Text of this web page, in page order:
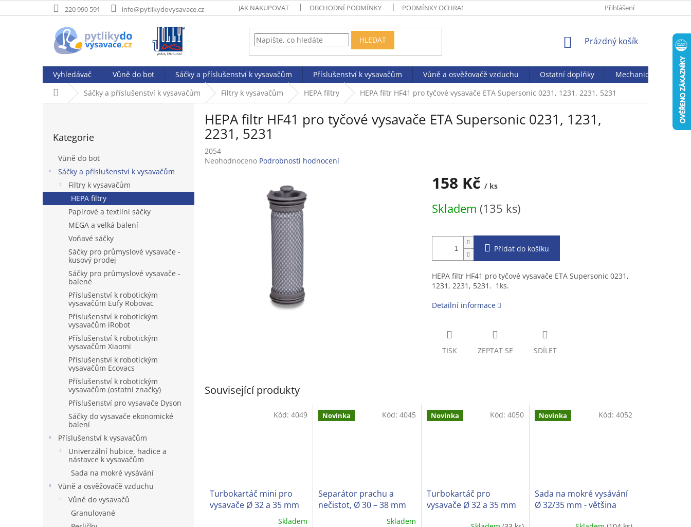
na
220 990 591 info@pytlikydovysavace.cz JAK NAKUPOVAT OBCHODNÍ PODMÍNKY PODMÍNKY OCHRANY OSOBNÍCH ÚDAJŮ Přihlášení
HLEDAT
NÁKUPNÍ
Prázdný košík
Vyhledávač Vůně do bot Sáčky a příslušenství k vysavačům Příslušenství k vysavačům Vůně a osvěžovačě vzduchu Ostatní doplňky
Mechanický vysavač
Domů Sáčky a příslušenství k vysavačům Filtry k vysavačům HEPA filtry HEPA filtr HF41 pro tyčové vysavače ETA Supersonic 0231, 1231, 2231, 5231
kategorie
Kategorie
Vůně do bot
Sáčky a příslušenství k vysavačům
Filtry k vysavačům
HEPA filtry
Papírové a textilní sáčky
MEGA a velká balení
Voňavé sáčky
Sáčky pro průmyslové vysavače -
kusový prodej
Sáčky pro průmyslové vysavače -
balené
Příslušenství k robotickým
vysavačům Eufy Robovac
Příslušenství k robotickým
vysavačům iRobot
Příslušenství k robotickým
vysavačům Xiaomi
Příslušenství k robotickým
vysavačům Ecovacs
Příslušenství k robotickým
vysavačům (ostatní značky)
Příslušenství pro vysavače Dyson
Sáčky do vysavače ekonomické
balení
Příslušenství k vysavačům
Univerzální hubice, hadice a
nástavce k vysavačům
Sada na mokré vysávání
Vůně a osvěžovačě vzduchu
Vůně do vysavačů
Granulované
HEPA filtr HF41 pro tyčové vysavače ETA Supersonic 0231, 1231,
2231, 5231
2054
Průměrné
Neohodnoceno Podrobnosti hodnocení
158 Kč / ks
cena:
Skladem (135 ks)
Přidat do košíku
HEPA filtr HF41 pro tyčové vysavače ETA Supersonic 0231,
1231, 2231, 5231. 1ks.
Detailní informace
TISK ZEPTAT SE SDÍLET
Související produkty
Turbokartáč mini pro
vysavače Ø 32 a 35 mm
Skladem
Kód: 4049 Novinka
Separátor prachu a
nečistot, Ø 30 – 38 mm
Skladem
Kód: 4045 Novinka
Turbokartáč pro
vysavače Ø 32 a 35 mm
Kód:4050 Novinka
Sada na mokré vysávání
Ø 32/35 mm - většina
Kód: 4052